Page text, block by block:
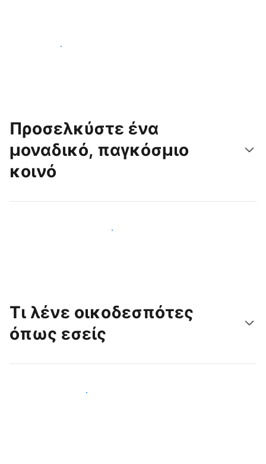
Ξεκινήστε σήμερα
Προσελκύστε ένα
μοναδικό, παγκόσμιο
κοινό
Προσελκύστε νέους επισκέπτες σήμερα
Τι λένε οικοδεσπότες
όπως εσείς
Γίνετε κι εσείς οικοδεσπότης